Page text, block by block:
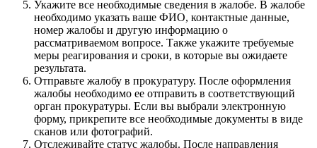
Укажите все необходимые сведения в жалобе. В жалобе
необходимо указать ваше ФИО, контактные данные,
номер жалобы и другую информацию о
рассматриваемом вопросе. Также укажите требуемые
меры реагирования и сроки, в которые вы ожидаете
результата.
Отправьте жалобу в прокуратуру. После оформления
жалобы необходимо ее отправить в соответствующий
орган прокуратуры. Если вы выбрали электронную
форму, прикрепите все необходимые документы в виде
сканов или фотографий.
Отслеживайте статус жалобы. После направления